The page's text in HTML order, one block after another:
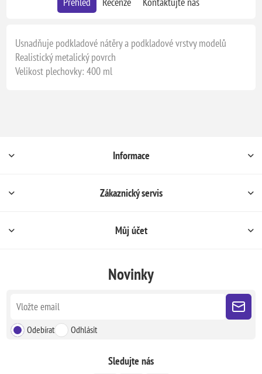
Usnadňuje podkladové nátěry a podkladové vrstvy modelů
Realistický metalický povrch
Velikost plechovky: 400 ml
Informace
Zákaznický servis
Můj účet
Novinky
Odebírat Odhlásit
Sledujte nás